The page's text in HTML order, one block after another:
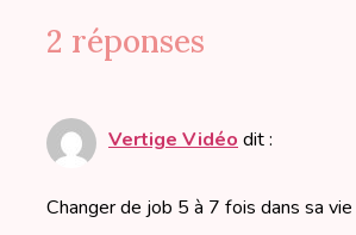
2 réponses
Vertige Vidéo dit :
Changer de job 5 à 7 fois dans sa